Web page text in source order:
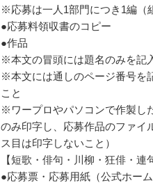
※応募は一人1部門につき1編（
●応募料領収書のコピー
●作品
※本文の冒頭には題名のみを記
※本文には通しのページ番号を
こと
※ワープロやパソコンで作製し
のみ印字し、応募作品のファイ
ス目は印字しないこと）
【短歌・俳句・川柳・狂俳・連
●応募票・応募用紙（公式ホー